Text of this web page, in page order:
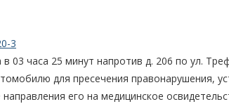
3
03 часа 25 минут напротив д. 206 по ул.
для пресечения правонарушения,
его на медицинское